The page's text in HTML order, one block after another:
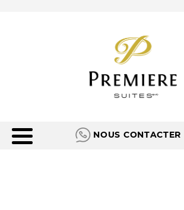
NOUS CONTACTER